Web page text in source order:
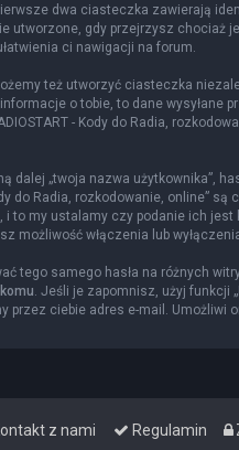
dwa ciasteczka zawierają
gdy przejrzysz chociaż
ci nawigacji na forum.
też utworzyć ciasteczka
o tobie, to dane
- Kody do Radia,
„twoja nazwa użytkownika”,
do Radia, rozkodowanie,
to my ustalamy czy podanie ich
włączenia lub
samego hasła na różnych
. Jeśli je zapomnisz, użyj funkcji
przez ciebie adres e-mail. Umożliwi
Regulamin
z nami